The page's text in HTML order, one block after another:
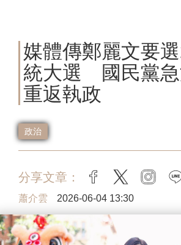
媒體傳鄭麗文要
統大選 國民黨急
重返執政
政治
分享文章： facebook
twitter
蕭介雲 2026-06-04 13:30